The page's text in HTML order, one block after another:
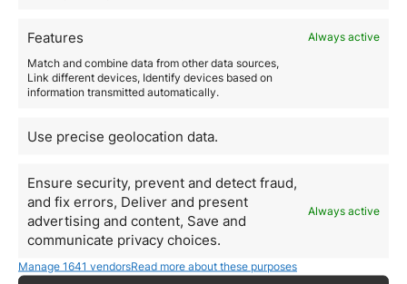
Features
Always active
Match and combine data from other data sources,
Link different devices, Identify devices based on
information transmitted automatically.
Use precise geolocation data.
Ensure security, prevent and detect fraud,
and fix errors, Deliver and present
advertising and content, Save and
communicate privacy choices.
Always active
Manage 1641 vendorsRead more about these purposes
¿Qué es la Golden Visa?
June 19, 2019